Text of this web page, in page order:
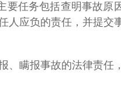
要任务包括查明事故原
人应负的责任，并提交
、瞒报事故的法律责任